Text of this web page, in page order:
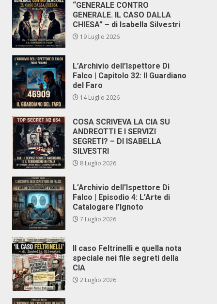
“GENERALE CONTRO
GENERALE. IL CASO DALLA
CHIESA” – di Isabella Silvestri
19 Luglio 2026
L’Archivio dell’Ispettore Di
Falco | Capitolo 32: Il Guardiano
del Faro
14 Luglio 2026
COSA SCRIVEVA LA CIA SU
ANDREOTTI E I SERVIZI
SEGRETI? – DI ISABELLA
SILVESTRI
8 Luglio 2026
L’Archivio dell’Ispettore Di
Falco | Episodio 4: L’Arte di
Catalogare l’Ignoto
7 Luglio 2026
Il caso Feltrinelli e quella nota
speciale nei file segreti della
CIA
2 Luglio 2026